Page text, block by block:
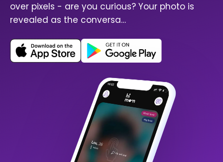
over pixels - are you curious? Your photo is
revealed as the conversa…